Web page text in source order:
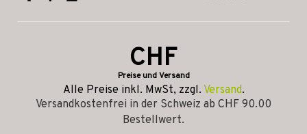
CHF
Preise und Versand
Alle Preise inkl. MwSt, zzgl. Versand.
Versandkostenfrei in der Schweiz ab CHF 90.00
Bestellwert.